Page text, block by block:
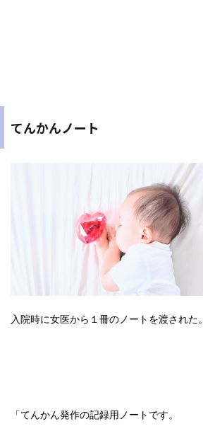
てんかんノート
入院時に女医から１冊のノートを渡された。
「てんかん発作の記録用ノートです。